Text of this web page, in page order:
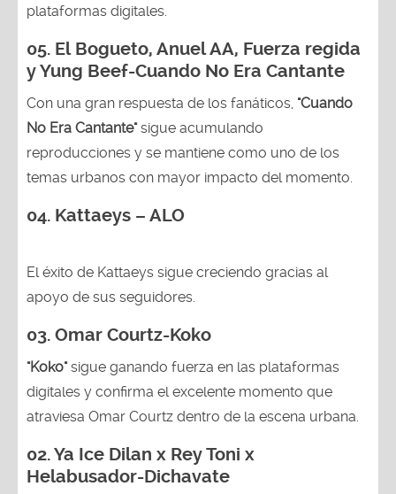
plataformas digitales.
05. El Bogueto, Anuel AA, Fuerza regida
y Yung Beef-Cuando No Era Cantante
Con una gran respuesta de los fanáticos, "Cuando
No Era Cantante"sigue acumulando
reproducciones y se mantiene como uno de los
temas urbanos con mayor impacto del momento.
04. Kattaeys – ALO
El éxito de Kattaeys sigue creciendo gracias al
apoyo de sus seguidores.
03. Omar Courtz-Koko
"Koko"sigue ganando fuerza en las plataformas
digitales y confirma el excelente momento que
atraviesa Omar Courtz dentro de la escena urbana.
02.Ya Ice Dilan x Rey Toni x
Helabusador-Dichavate